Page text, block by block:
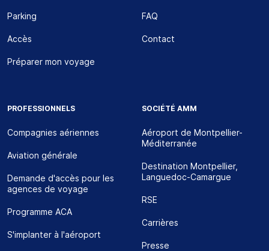
Parking
Accès
Préparer mon voyage
FAQ
Contact
PROFESSIONNELS
Compagnies aériennes
Aviation générale
Demande d'accès pour les
agences de voyage
Programme ACA
S'implanter à l'aéroport
SOCIÉTÉ AMM
Aéroport de Montpellier-
Méditerranée
Destination Montpellier,
Languedoc-Camargue
RSE
Carrières
Presse